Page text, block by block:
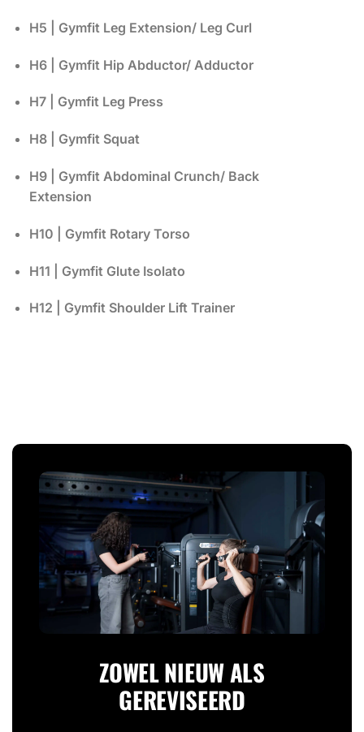
H5 | Gymfit Leg Extension/ Leg Curl
H6 | Gymfit Hip Abductor/ Adductor
H7 | Gymfit Leg Press
H8 | Gymfit Squat
H9 | Gymfit Abdominal Crunch/ Back
Extension
H10 | Gymfit Rotary Torso
H11 | Gymfit Glute Isolato
H12 | Gymfit Shoulder Lift Trainer
ZOWEL NIEUW ALS
GEREVISEERD